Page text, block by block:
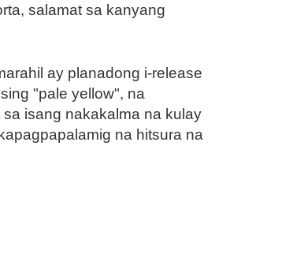
salamat sa kanyang
ay planadong i-release
"pale yellow", na
isang nakakalma na kulay
na hitsura na